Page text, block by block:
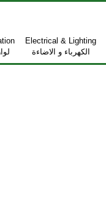
Electrical & Lighting
الكهرباء و الاضاءة